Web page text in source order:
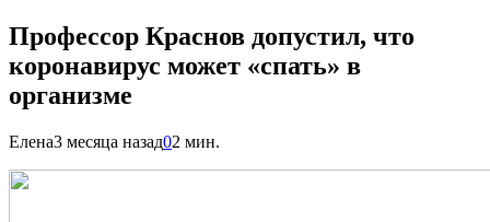
Профессор Краснов допустил, что
коронавирус может «спать» в
организме
Елена3 месяца назад02 мин.